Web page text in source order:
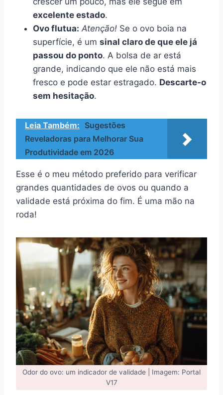
excelente estado.
Ovo flutua: Atenção! Se o ovo boia na
superfície, é um sinal claro de que ele já
passou do ponto. A bolsa de ar está
grande, indicando que ele não está mais
fresco e pode estar estragado. Descarte-o
sem hesitação.
Leia Também: Sugestões
Reveladoras para Melhorar Sua
Produtividade em 2026
Esse é o meu método preferido para verificar
grandes quantidades de ovos ou quando a
validade está próxima do fim. É uma mão na
roda!
Odor do ovo: um indicador de validade | Imagem: Portal
V17